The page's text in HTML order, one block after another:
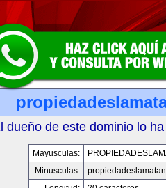
dueño de este dominio lo
Mayusculas:
Minusculas: